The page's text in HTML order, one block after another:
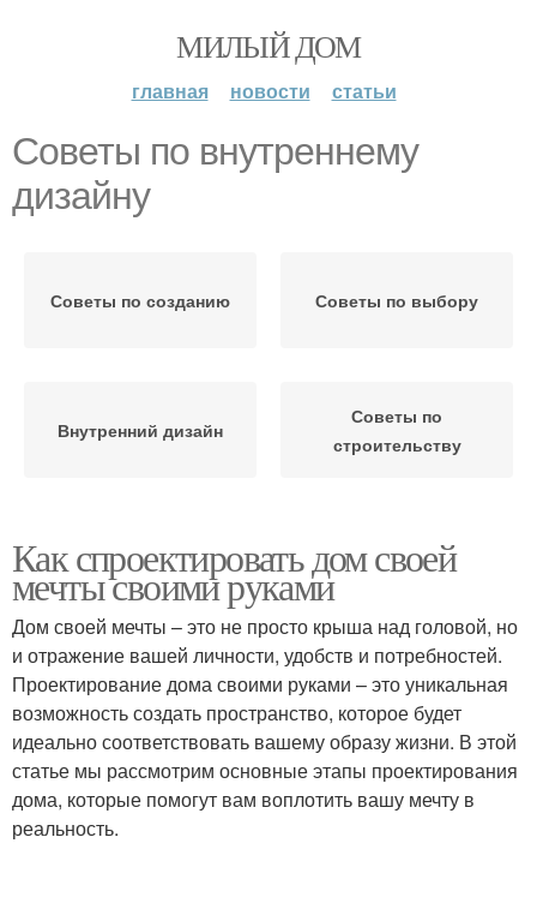
МИЛЫЙ ДОМ
главная новости статьи
Советы по внутреннему
дизайну
Советы по созданию Советы по выбору
Внутренний дизайн
Советы по
строительству
Как спроектировать дом своей
мечты своими руками
Дом своей мечты – это не просто крыша над головой, но
и отражение вашей личности, удобств и потребностей.
Проектирование дома своими руками – это уникальная
возможность создать пространство, которое будет
идеально соответствовать вашему образу жизни. В этой
статье мы рассмотрим основные этапы проектирования
дома, которые помогут вам воплотить вашу мечту в
реальность.